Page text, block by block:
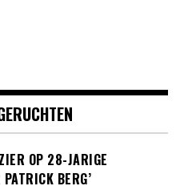
OP 28-JARIGE
BERG’